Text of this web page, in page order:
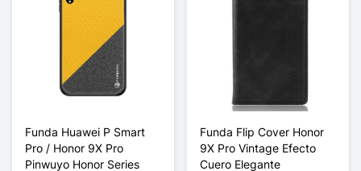
Funda Huawei P Smart
Pro / Honor 9X Pro
Pinwuyo Honor Series
Funda Flip Cover Honor
9X Pro Vintage Efecto
Cuero Elegante